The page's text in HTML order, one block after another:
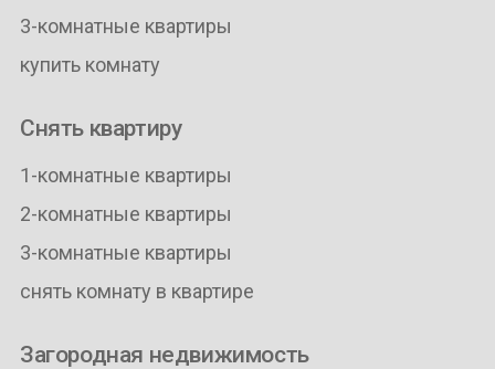
3-комнатные квартиры
купить комнату
Снять квартиру
1-комнатные квартиры
2-комнатные квартиры
3-комнатные квартиры
снять комнату в квартире
Загородная недвижимость